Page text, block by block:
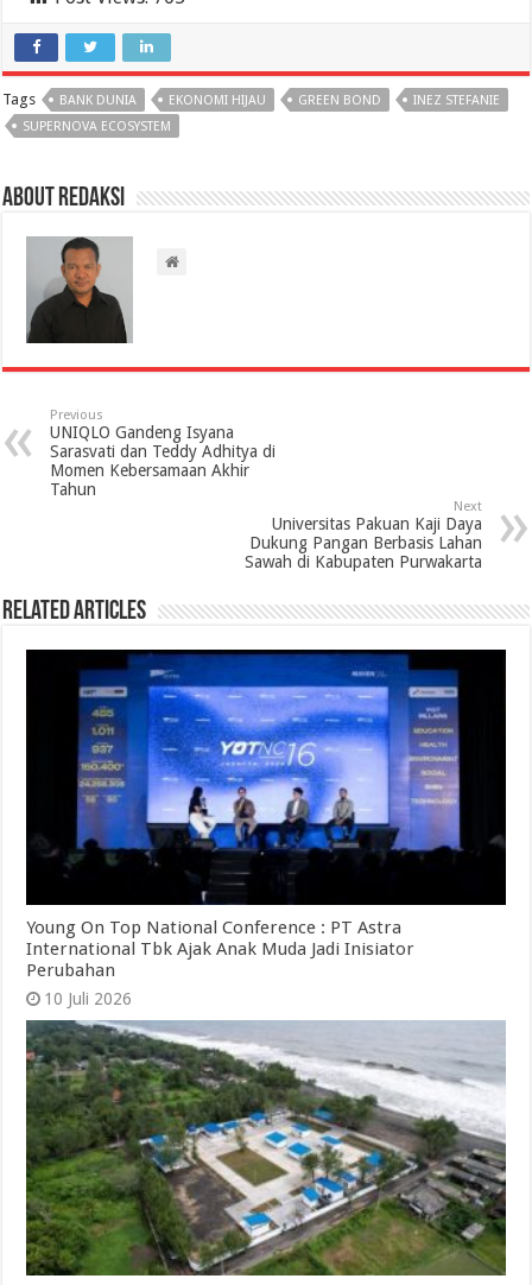
Tags BANK DUNIA EKONOMI HIJAU GREEN BOND
INEZ STEFANIE
SUPERNOVA ECOSYSTEM
About Redaksi
Previous
UNIQLO Gandeng Isyana
Sarasvati dan Teddy Adhitya di
Momen Kebersamaan Akhir
Tahun
Next
Universitas Pakuan Kaji Daya
Dukung Pangan Berbasis Lahan
Sawah di Kabupaten Purwakarta
Related Articles
Young On Top National Conference : PT Astra
International Tbk Ajak Anak Muda Jadi Inisiator
Perubahan
10 Juli 2026